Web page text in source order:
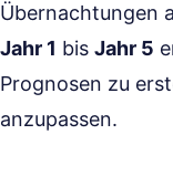
Übernachtungen
Jahr 1 bis Jahr 5
Prognosen zu
anzupassen.